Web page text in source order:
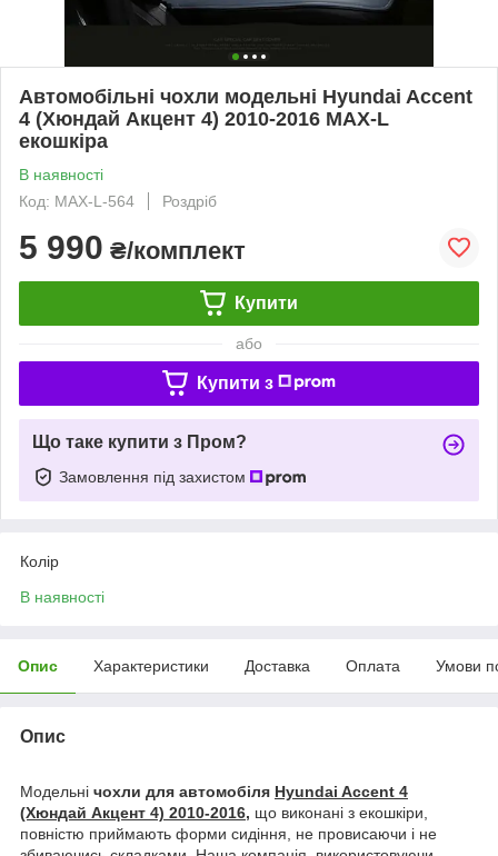
Автомобільні чохли модельні Hyundai Accent
4 (Хюндай Акцент 4) 2010-2016 MAX-L
екошкіра
В наявності
Код: MAX-L-564
Роздріб
5 990 ₴/комплект
Купити
або
Купити з
Що таке купити з Пром?
Замовлення під захистом
Колір
В наявності
Опис Характеристики Доставка Оплата Умови
Опис
Модельні чохли для автомобіля Hyundai Accent 4
(Хюндай Акцент 4) 2010-2016, що виконані з екошкіри,
повністю приймають форми сидіння, не провисаючи і не